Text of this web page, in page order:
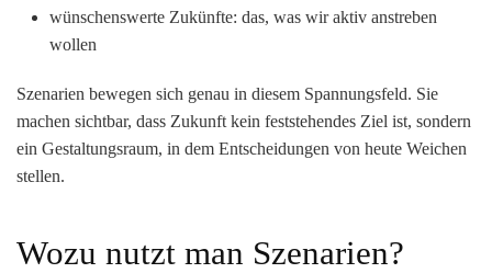
wünschenswerte Zukünfte: das, was wir aktiv anstreben
wollen
Szenarien bewegen sich genau in diesem Spannungsfeld. Sie
machen sichtbar, dass Zukunft kein feststehendes Ziel ist, sondern
ein Gestaltungsraum, in dem Entscheidungen von heute Weichen
stellen.
Wozu nutzt man Szenarien?